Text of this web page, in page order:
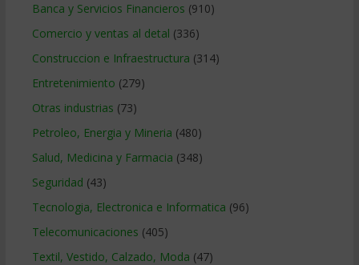
Banca y Servicios Financieros (910)
Comercio y ventas al detal (336)
Construccion e Infraestructura (314)
Entretenimiento (279)
Otras industrias (73)
Petroleo, Energia y Mineria (480)
Salud, Medicina y Farmacia (348)
Seguridad (43)
Tecnologia, Electronica e Informatica (96)
Telecomunicaciones (405)
Textil, Vestido, Calzado, Moda (47)